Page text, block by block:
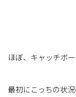
ほぼ、キャッチボ
最初にこっちの状